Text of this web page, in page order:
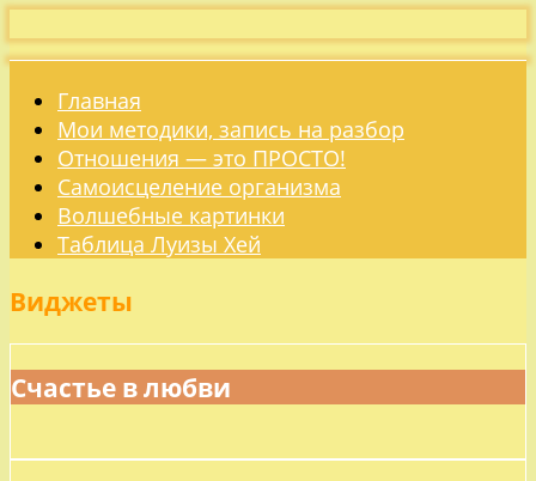
Главная
Мои методики, запись на разбор
Отношения — это ПРОСТО!
Самоисцеление организма
Волшебные картинки
Таблица Луизы Хей
Виджеты
Счастье в любви